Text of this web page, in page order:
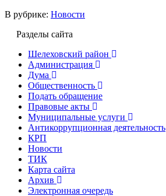
В рубрике: Новости
Разделы сайта
Шелеховский район
Администрация
Дума
Общественность
Подать обращение
Правовые акты
Муниципальные услуги
Антикоррупционная деятельность
КРП
Новости
ТИК
Карта сайта
Архив
Электронная очередь